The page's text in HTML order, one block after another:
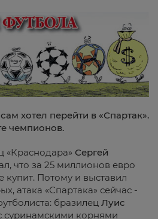
хотел перейти в «Спартак».
чемпионов.
«Краснодара» Сергей
что за 25 миллионов евро
купит. Потому и выставил
атака «Спартака» сейчас -
бразилец Луис
суринамскими корнями